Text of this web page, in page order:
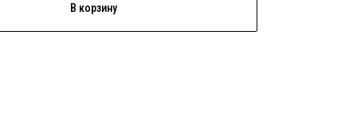
В корзину